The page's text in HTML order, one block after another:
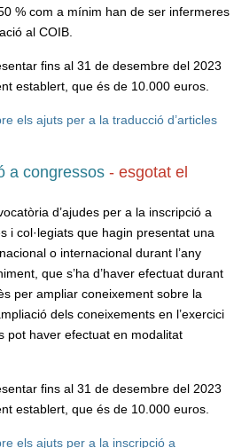
% com a mínim han de ser infermeres
al COIB.
fins al 31 de desembre del 2023
establert, que és de 10.000 euros.
els ajuts per a la traducció d’articles
a congressos - esgotat el
d’ajudes per a la inscripció a
i col·legiats que hagin presentat una
o internacional durant l’any
que s’ha d’haver efectuat durant
per ampliar coneixement sobre la
dels coneixements en l’exercici
pot haver efectuat en modalitat
fins al 31 de desembre del 2023
establert, que és de 10.000 euros.
els ajuts per a la inscripció a